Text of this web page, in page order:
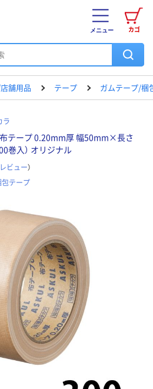
カゴ
メニュー
舗用品 テープ ガムテープ/梱
ラ
布テープ 0.20mm厚 幅50mm×長さ
巻入） オリジナル
ビュー）
テープ